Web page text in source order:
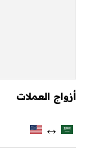
أزواج العملات
↔